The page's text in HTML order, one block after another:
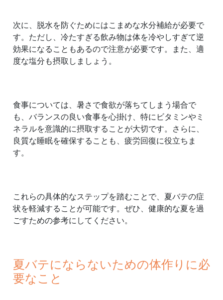
次に、脱水を防ぐためにはこまめな水分補給が必要で
す。ただし、冷たすぎる飲み物は体を冷やしすぎて逆
効果になることもあるので注意が必要です。また、適
度な塩分も摂取しましょう。
食事については、暑さで食欲が落ちてしまう場合で
も、バランスの良い食事を心掛け、特にビタミンやミ
ネラルを意識的に摂取することが大切です。さらに、
良質な睡眠を確保することも、疲労回復に役立ちま
す。
これらの具体的なステップを踏むことで、夏バテの症
状を軽減することが可能です。ぜひ、健康的な夏を過
ごすための参考にしてください。
夏バテにならないための体作りに必
要なこと